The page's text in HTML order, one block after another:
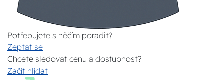
Potřebujete s něčím poradit?
Zeptat se
Chcete sledovat cenu a dostupnost?
Začít hlídat